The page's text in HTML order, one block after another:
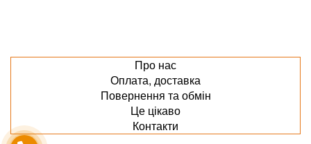
Про нас
Оплата, доставка
Повернення та обмін
Це цікаво
Контакти